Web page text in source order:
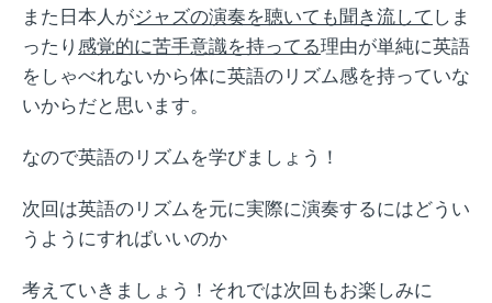
また日本人がジャズの演奏を聴いても聞き流して しま
ったり 感覚的に苦手意識を持ってる理由が単純に英語
をしゃべれないから体に英語のリズム感を持っていな
いからだと思います。
なので英語のリズムを学びましょう！
次回は英語のリズムを元に実際に演奏するにはどうい
うようにすればいいのか
考えていきましょう！それでは次回もお楽しみに